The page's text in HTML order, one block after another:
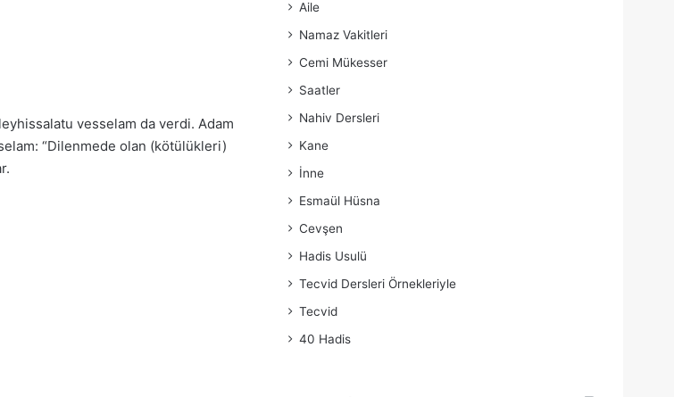
vesselam da verdi. Adam
“Dilenmede olan (kötülükleri)
Aile
Namaz Vakitleri
Cemi Mükesser
Saatler
Nahiv Dersleri
Kane
İnne
Esmaül Hüsna
Cevşen
Hadis Usulü
Tecvid Dersleri Örnekleriyle
Tecvid
40 Hadis